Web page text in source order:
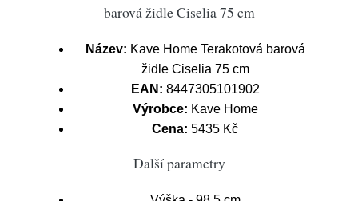
barová židle Ciselia 75 cm
Název: Kave Home Terakotová barová
židle Ciselia 75 cm
EAN: 8447305101902
Výrobce: Kave Home
Cena: 5435 Kč
Další parametry